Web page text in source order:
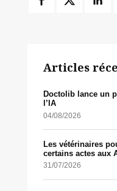
Articles
Doctolib lance un
l’IA
04/08/2026
Les vétérinaires
certains actes aux
31/07/2026